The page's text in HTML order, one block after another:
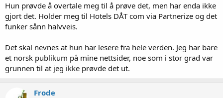
Hun prøvde å overtale meg til å prøve det, men har enda ikke
gjort det. Holder meg til Hotels DÅT com via Partnerize og det
funker sånn halvveis.
Det skal nevnes at hun har lesere fra hele verden. Jeg har bare
et norsk publikum på mine nettsider, noe som i stor grad var
grunnen til at jeg ikke prøvde det ut.
Frode